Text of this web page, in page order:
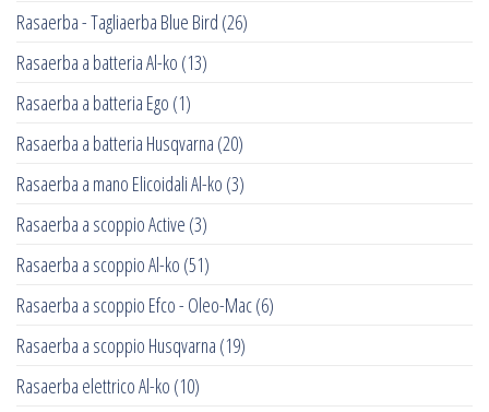
Rasaerba - Tagliaerba Blue Bird (26)
Rasaerba a batteria Al-ko (13)
Rasaerba a batteria Ego (1)
Rasaerba a batteria Husqvarna (20)
Rasaerba a mano Elicoidali Al-ko (3)
Rasaerba a scoppio Active (3)
Rasaerba a scoppio Al-ko (51)
Rasaerba a scoppio Efco - Oleo-Mac(6)
Rasaerba a scoppio Husqvarna (19)
Rasaerba elettrico Al-ko (10)